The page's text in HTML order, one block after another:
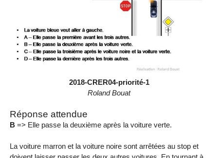
2018-CRER04-priorité-1
Roland Bouat
Réponse attendue
B => Elle passe la deuxième après la voiture verte.
La voiture marron et la voiture noire sont arrêtées au stop et